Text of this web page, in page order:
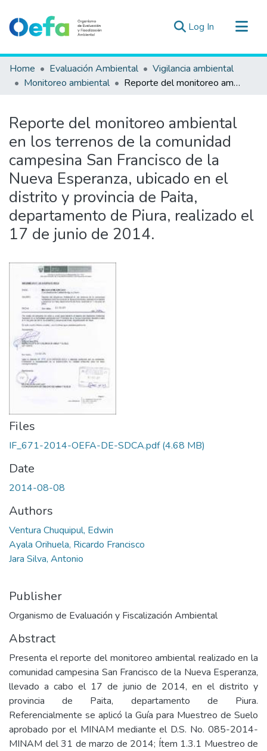
Log In (current)
Communities & Collections
All of DSpace
Estad. Externas
Guias ▾
Home Evaluación Ambiental
Vigilancia ambiental
Monitoreo ambiental
Reporte del monitoreo ambiental en los terrenos de la comunidad campesina San Francisco de la Nueva Esperanza, ubicado en el distrito y provincia de Paita, departamento de Piura, realizado el 17 de junio de 2014.
Reporte del monitoreo ambiental
en los terrenos de la comunidad
campesina San Francisco de la
Nueva Esperanza, ubicado en el
distrito y provincia de Paita,
departamento de Piura, realizado el
17 de junio de 2014.
Files
IF_671-2014-OEFA-DE-SDCA.pdf(4.68 MB)
Date
2014-08-08
Authors
Ventura Chuquipul, Edwin
Ayala Orihuela, Ricardo Francisco
Jara Silva, Antonio
Publisher
Organismo de Evaluación y Fiscalización Ambiental
Abstract
Presenta el reporte del monitoreo ambiental realizado en la
comunidad campesina San Francisco de la Nueva Esperanza,
llevado a cabo el 17 de junio de 2014, en el distrito y
provincia de Paita, departamento de Piura.
Referencialmente se aplicó la Guía para Muestreo de Suelo
aprobado por el MINAM mediante el D.S. No. 085-2014-
MINAM del 31 de marzo de 2014; Ítem 1.3.1 Muestreo de